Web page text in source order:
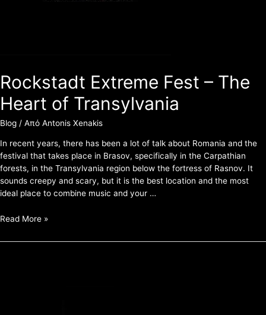
Rockstadt Extreme Fest – The
Heart of Transylvania
Blog / Από Antonis Xenakis
In recent years, there has been a lot of talk about Romania and the
festival that takes place in Brasov, specifically in the Carpathian
forests, in the Transylvania region below the fortress of Rasnov. It
sounds creepy and scary, but it is the best location and the most
ideal place to combine music and your …
Read More »